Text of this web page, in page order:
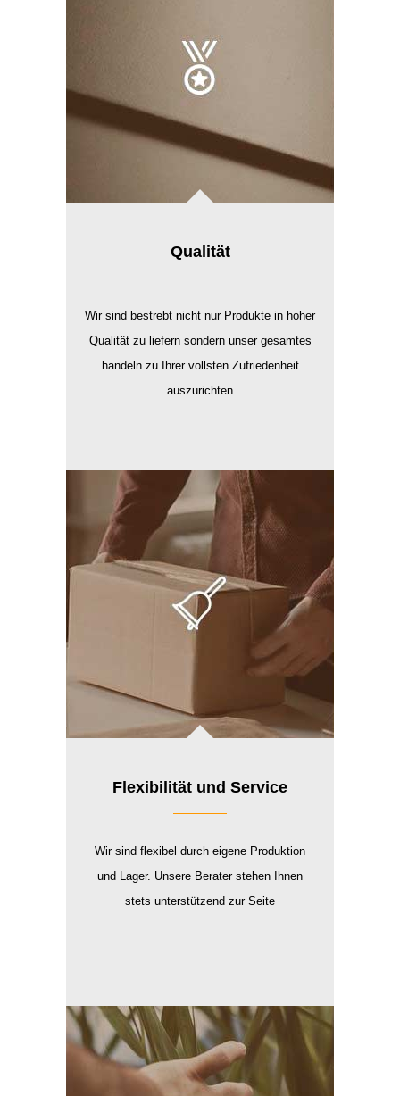
Flexibilität und Service
Wir sind flexibel durch eigene Produktion
und Lager. Unsere Berater stehen Ihnen
stets unterstützend zur Seite
Qualität
Wir sind bestrebt nicht nur Produkte in hoher
Qualität zu liefern sondern unser gesamtes
handeln zu Ihrer vollsten Zufriedenheit
auszurichten